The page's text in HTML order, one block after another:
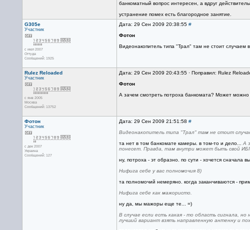
банкоматный вопрос интересен, а вдруг
устранение помех есть благородное занятие.
G305e
Участник
с июл 2007
Оттуда
Сообщений: 1925
Дата: 29 Сен 2009 20:38:55 #
Фотон
Видеонакопитель типа "Трал" там не стоит
Rulez Reloaded
Участник
с янв 2005
Москва
Сообщений: 13752
Дата: 29 Сен 2009 20:43:55 · Поправил: Rulez
Фотон
А зачем смотреть потроха банкомата? Может можно
Фотон
Участник
с дек 2007
Украина
Сообщений: 127
Дата: 29 Сен 2009 21:51:58 #
Видеонакопитель типа "Трал" там не стоит
та нет в том банкомате камеры. в том-то и дело... А
понесет. Правда, там внутри может быть свой
ну, потроха - эт образно. по сути - хочется сначала
Нифига себе у вас полномочия 8)
та полномочий немеряно. когда заканчиваются -
Нифига себе как мажористо.
ну да, мы мажоры еще те... =)
В случае если есть какая - то область сигнала,
лучший вариант взять направленную антенну и